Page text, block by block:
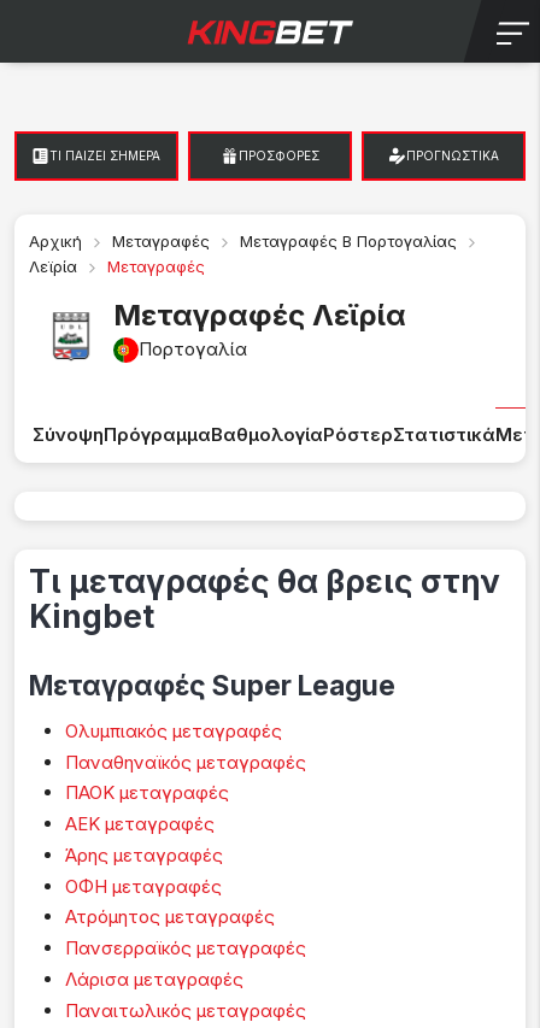
Αρχική Μεταγραφές
Μεταγραφές Β Πορτογαλίας
Λεϊρία
Μεταγραφές
Μεταγραφές Λεϊρία
Πορτογαλία
ΣύνοψηΠρόγραμμαΒαθμολογίαΡόστερΣτατιστικά
Τι μεταγραφές θα βρεις στην
Kingbet
Μεταγραφές Super League
Ολυμπιακός μεταγραφές
Παναθηναϊκός μεταγραφές
ΠΑΟΚ μεταγραφές
ΑΕΚ μεταγραφές
Άρης μεταγραφές
ΟΦΗ μεταγραφές
Ατρόμητος μεταγραφές
Πανσερραϊκός μεταγραφές
Λάρισα μεταγραφές
Παναιτωλικός μεταγραφές
ΤΙ ΠΑΙΖΕΙ ΣΗΜΕΡΑ ΠΡΟΣΦΟΡΕΣ ΠΡΟΓΝΩΣΤΙΚΑ